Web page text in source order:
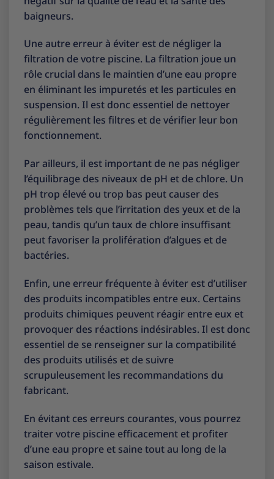
baigneurs.
Une autre erreur à éviter est de négliger la
filtration de votre piscine. La filtration joue un
rôle crucial dans le maintien d’une eau propre
en éliminant les impuretés et les particules en
suspension. Il est donc essentiel de nettoyer
régulièrement les filtres et de vérifier leur bon
fonctionnement.
Par ailleurs, il est important de ne pas négliger
l’équilibrage des niveaux de pH et de chlore. Un
pH trop élevé ou trop bas peut causer des
problèmes tels que l’irritation des yeux et de la
peau, tandis qu’un taux de chlore insuffisant
peut favoriser la prolifération d’algues et de
bactéries.
Enfin, une erreur fréquente à éviter est d’utiliser
des produits incompatibles entre eux. Certains
produits chimiques peuvent réagir entre eux et
provoquer des réactions indésirables. Il est donc
essentiel de se renseigner sur la compatibilité
des produits utilisés et de suivre
scrupuleusement les recommandations du
fabricant.
En évitant ces erreurs courantes, vous pourrez
traiter votre piscine efficacement et profiter
d’une eau propre et saine tout au long de la
saison estivale.